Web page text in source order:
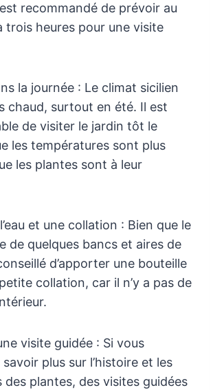
recommandé de prévoir au
trois heures pour une visite
la journée : Le climat sicilien
chaud, surtout en été. Il est
de visiter le jardin tôt le
les températures sont plus
les plantes sont à leur
et une collation : Bien que le
de quelques bancs et aires de
d’apporter une bouteille
collation, car il n’y a pas de
visite guidée : Si vous
plus sur l’histoire et les
plantes, des visites guidées